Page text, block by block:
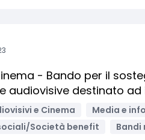
- Bando per il
audiovisive destinato ad
e Cinema Media e
Società benefit Bandi